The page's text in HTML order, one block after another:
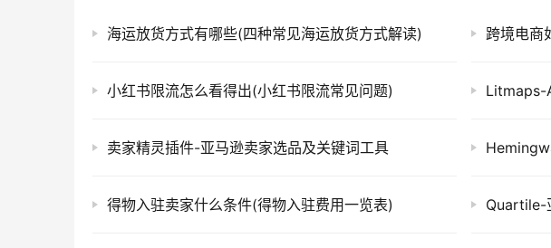
海运放货方式有哪些(四种常见海运放货方式解读) 跨境电商
小红书限流怎么看得出(小红书限流常见问题) Litmaps-
卖家精灵插件-亚马逊卖家选品及关键词工具
得物入驻卖家什么条件(得物入驻费用一览表) Quartile-